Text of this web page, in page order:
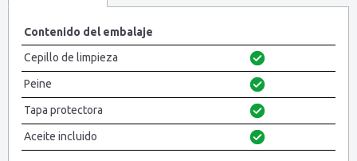
Contenido del embalaje
Cepillo de limpieza
Peine
Tapa protectora
Aceite incluido